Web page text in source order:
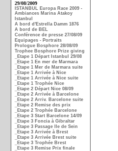
29/08/2009
ISTANBUL Europa Race 2009 -
Ambiances Marina Atakoy
Istanbul
A bord d'Estrella Damm 1876
A bord de BEL
Conférence de presse 27/08/09
Equipages - Portraits
Prologue Bosphore 28/08/09
Trophee Bosphore Prize giving
_Etape 1 Départ Istanbul 29/08
_Etape 1 En mer de Marmara
_Etape 1 Mer de Marmara suite
_Etape 1 Arrivée à Nice
_Etape 1 Arrivée à Nice suite
_Etape 1 Trophée Nice
_Etape 2 Départ Nice 08/09
_Etape 2 Arrivée à Barcelone
_Etape 2 Arriv. Barcelone suite
_Etape 2 Remise des prix
_Etape 2 Trophée Barcelone
_Etape 3 Start Barcelone 14/09
_Etape 3 Foncia à Gibraltar
_Etape 3 Passage Ile de Sein
_Etape 3 Arrivée à Brest
_Etape 3 Arrivée Brest suite
_Etape 3 Trophée Brest
_Etape 3 Remise Prix finale